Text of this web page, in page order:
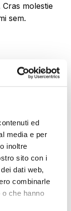
ed
media e per
inoltre
sito con i
dati web,
combinarle
che hanno
molestie
sem.
Phasellus
porta quis.
Phasellus
scelerisque
Mauris
cursus
neque
semper